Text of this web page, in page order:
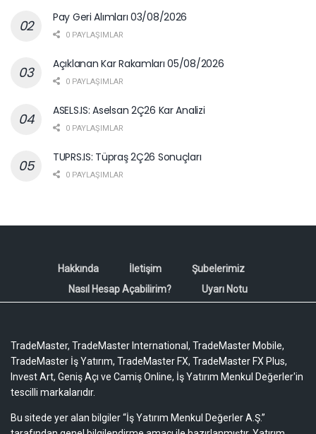
Pay Geri Alımları 03/08/2026
0 PAYLAŞIMLAR
Açıklanan Kar Rakamları 05/08/2026
0 PAYLAŞIMLAR
ASELS.IS: Aselsan 2Ç26 Kar Analizi
0 PAYLAŞIMLAR
TUPRS.IS: Tüpraş 2Ç26 Sonuçları
0 PAYLAŞIMLAR
Hakkında İletişim
Şubelerimiz
Nasıl Hesap Açabilirim?
Uyarı Notu
TradeMaster, TradeMaster International, TradeMaster Mobile,
TradeMaster İş Yatırım, TradeMaster FX, TradeMaster FX Plus,
Invest Art, Geniş Açı ve Camiş Online, İş Yatırım Menkul Değerler'in
tescilli markalarıdır.
Bu sitede yer alan bilgiler “İş Yatırım Menkul Değerler A.Ş.”